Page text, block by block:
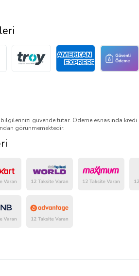
güvende tutar. Ödeme esnasında
görünmemektedir.